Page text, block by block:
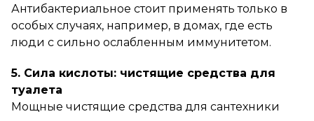
Антибактериальное стоит применять только в
особых случаях, например, в домах, где есть
люди с сильно ослабленным иммунитетом.
5. Сила кислоты: чистящие средства для
туалета
Мощные чистящие средства для сантехники